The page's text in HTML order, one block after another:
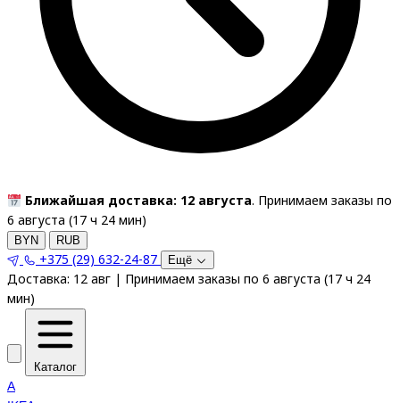
Ближайшая доставка: 12 августа. Принимаем заказы по
6 августа (17 ч 24 мин)
BYN RUB
+375 (29) 632-24-87 Ещё
Доставка: 12 авг | Принимаем заказы по 6 августа (17 ч 24
мин)
Каталог
A